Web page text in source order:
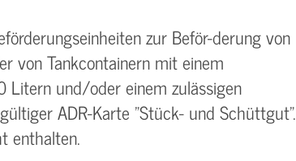
zur Beför-derung von
von Tankcontainern mit einem
Litern und/oder einem zulässigen
ADR-Karte "Stück- und Schüttgut".
enthalten.